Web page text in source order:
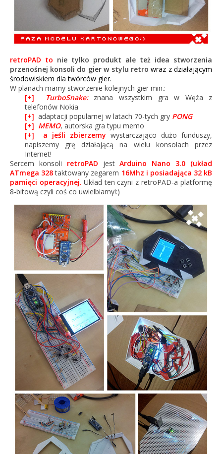
retroPAD to nie tylko produkt ale też idea stworzenia
przenośnej konsoli do gier w stylu retro wraz z działającym
środowiskiem dla twórców gier.
W planach mamy stworzenie kolejnych gier min.:
[+]
TurboSnake: znana wszystkim gra w Węża z
telefonów Nokia
[+] adaptacji popularnej w latach 70-tych gry PONG
[+] MEMO, autorska gra typu memo
[+] a jeśli zbierzemywystarczająco dużo funduszy,
napiszemy grę działającą na wielu konsolach przez
Internet!
Sercem konsoli retroPAD jestArduino Nano 3.0 (układ
ATmega 328taktowany zegarem 16Mhz i posiadająca 32 kB
pamięci operacyjnej. Układ ten czyni z retroPAD-a platformę
8-bitową czyli coś co uwielbiamy!:)